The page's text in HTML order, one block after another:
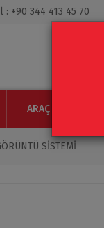
: +90 344 413 45 70
ARAÇ IÇI MONITOR
SISTEMI